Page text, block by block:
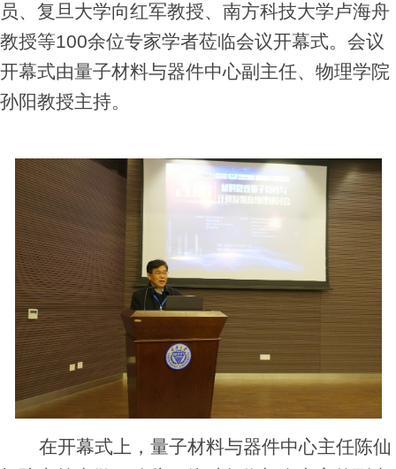
员、复旦大学向红军教授、南方科技大学卢海舟
教授等100余位专家学者莅临会议开幕式。会议
开幕式由量子材料与器件中心副主任、物理学院
孙阳教授主持。
在开幕式上，量子材料与器件中心主任陈仙